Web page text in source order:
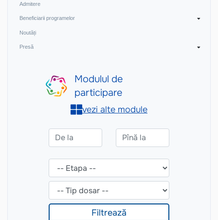
Admitere
Beneficiarii programelor
Noutăți
Presă